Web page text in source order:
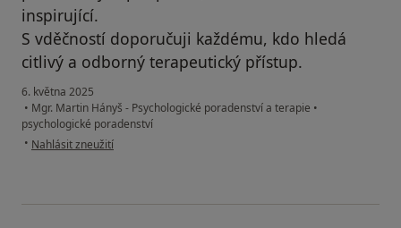
inspirující.
S vděčností doporučuji každému, kdo hledá
citlivý a odborný terapeutický přístup.
6. května 2025
• Mgr. Martin Hányš - Psychologické poradenství a terapie •
psychologické poradenství
• podle názoru uživatele Veronika
Nahlásit zneužití